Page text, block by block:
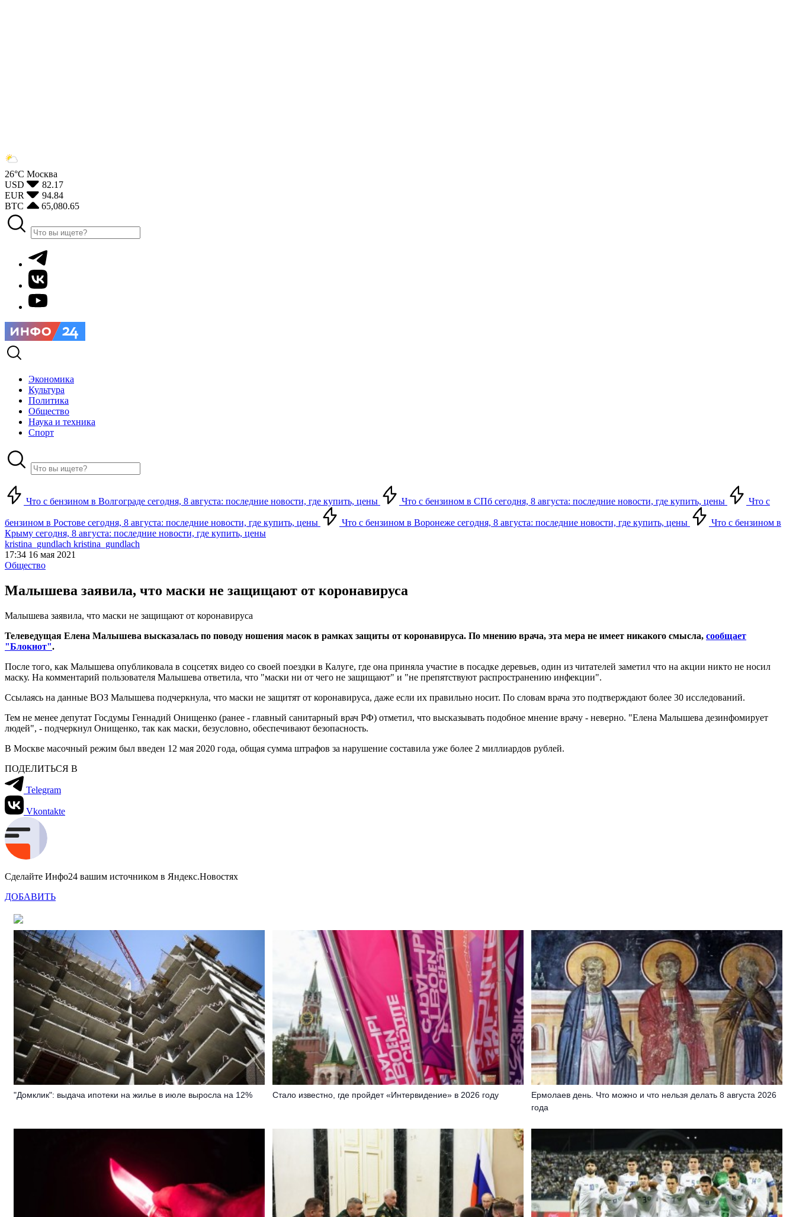
26°С Москва
USD
82.17
EUR
94.84
BTC
65,080.65
Экономика
Культура
Политика
Общество
Наука и техника
Спорт
Что с бензином в Волгограде сегодня, 8 августа: последние новости, где купить, цены Что с бензином в СПб сегодня, 8 августа: последние новости, где купить, цены Что с
бензином в Ростове сегодня, 8 августа: последние новости, где купить, цены Что с бензином в Воронеже сегодня, 8 августа: последние новости, где купить, цены
Что с бензином в
Крыму сегодня, 8 августа: последние новости, где купить, цены
kristina_gundlach kristina_gundlach
17:34 16 мая 2021
Общество
Малышева заявила, что маски не защищают от коронавируса
Малышева заявила, что маски не защищают от коронавируса
Телеведущая Елена Малышева высказалась по поводу ношения масок в рамках защиты от коронавируса. По мнению врача, эта мера не имеет никакого смысла, сообщает
"Блокнот".
После того, как Малышева опубликовала в соцсетях видео со своей поездки в Калуге, где она приняла участие в посадке деревьев, один из читателей заметил что на акции никто не носил
маску. На комментарий пользователя Малышева ответила, что "маски ни от чего не защищают" и "не препятствуют распространению инфекции".
Ссылаясь на данные ВОЗ Малышева подчеркнула, что маски не защитят от коронавируса, даже если их правильно носит. По словам врача это подтверждают более 30 исследований.
Тем не менее депутат Госдумы Геннадий Онищенко (ранее - главный санитарный врач РФ) отметил, что высказывать подобное мнение врачу - неверно. "Елена Малышева дезинфомирует
людей", - подчеркнул Онищенко, так как маски, безусловно, обеспечивают безопасность.
В Москве масочный режим был введен 12 мая 2020 года, общая сумма штрафов за нарушение составила уже более 2 миллиардов рублей.
ПОДЕЛИТЬСЯ В
Telegram
Vkontakte
Сделайте Инфо24 вашим источником в Яндекс.Новостях
ДОБАВИТЬ
"Домклик": выдача ипотеки на жилье в июле выросла на 12% Стало известно, где пройдет «Интервидение» в 2026 году
Ермолаев день. Что можно и что нельзя делать 8 августа 2026
года